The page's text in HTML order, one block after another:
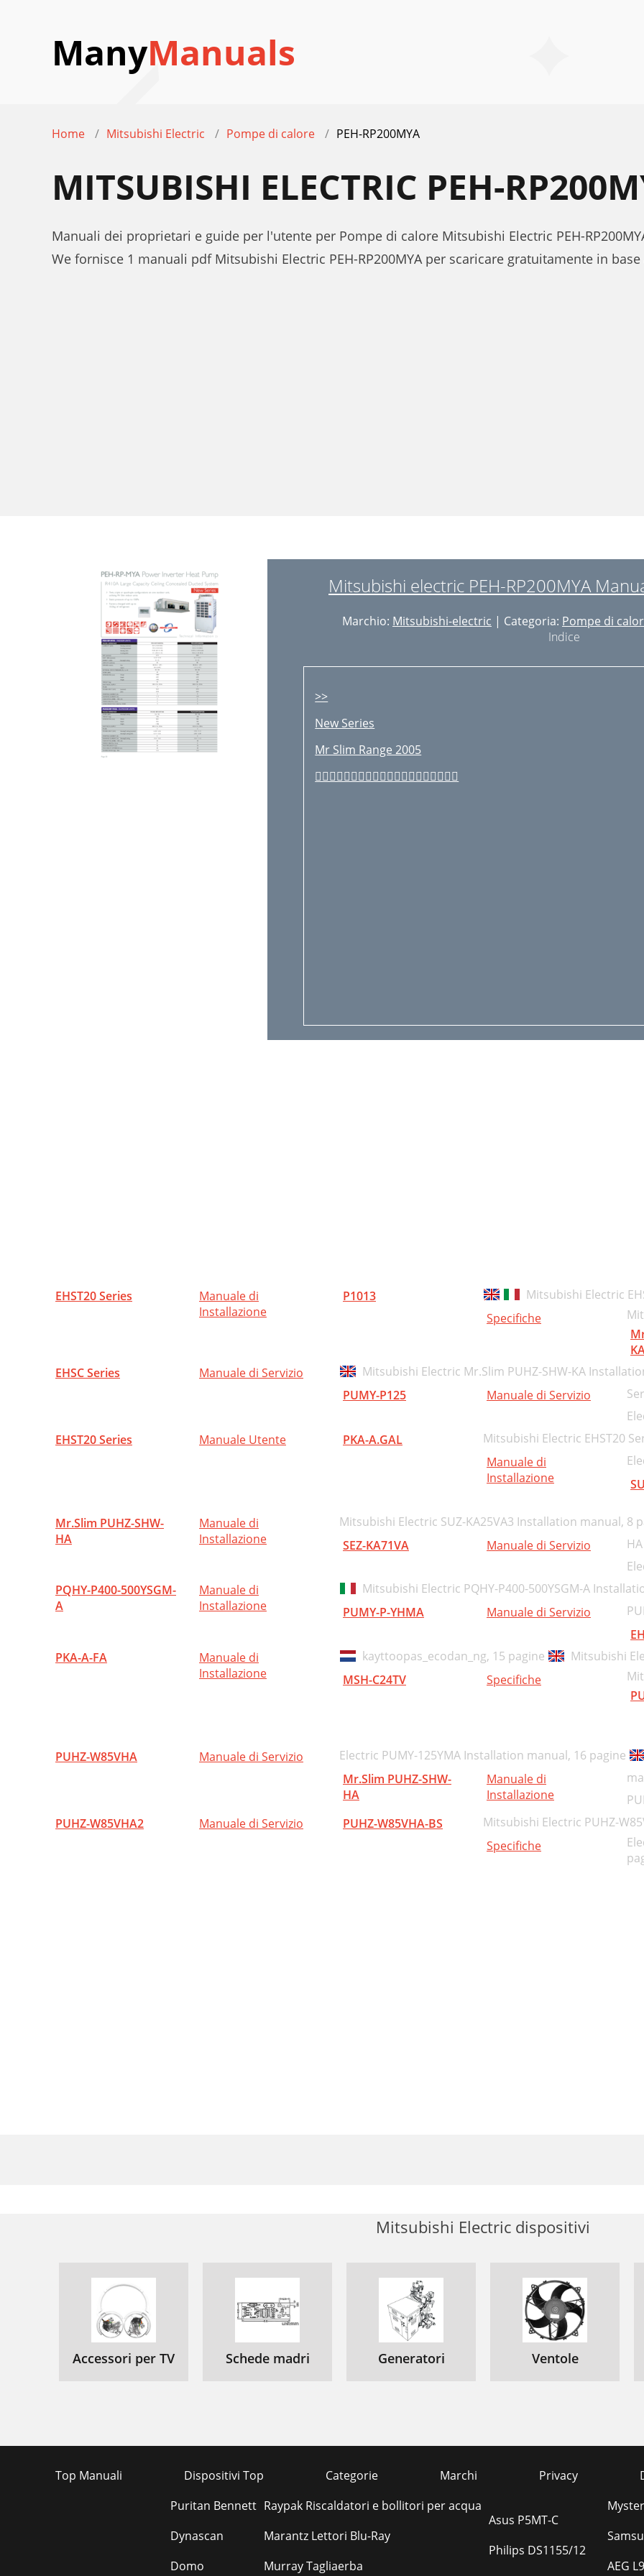
ManyManuals
Home Mitsubishi Electric Pompe di calore PEH-RP200MYA
MITSUBISHI ELECTRIC PEH-
Manuali dei proprietari e guide per l'utente per Pompe di calore Mitsubishi Electric PEH-
We fornisce 1 manuali pdf Mitsubishi Electric PEH-RP200MYA per scaricare gratuitamente in
Mitsubishi electric PEH-RP200MYA
Marchio: Mitsubishi-electric | Categoria: Pompe di
Indice
>>
New Series
Mr Slim Range 2005

EHST20 Series
Manuale di
Installazione
Mitsubishi Electric
P1013
Specifiche
Mitsubishi Electric Mr.Slim PUHZ-SHW-KA
EHSC Series Manuale di Servizio
PUMY-P125 Manuale di Servizio
EHST20 Series
Manuale Utente Mitsubishi Electric EHST20
PKA-A.GAL
Manuale di
Installazione
Mitsubishi Electric SUZ-KA25VA3 Installation manual, 8
Mr.Slim PUHZ-SHW-
HA
Manuale di
Installazione
SEZ-KA71VA Manuale di Servizio
PQHY-P400-500YSGM-
A
Manuale di
Installazione
Mitsubishi Electric PQHY-P400-500YSGM-A
PUMY-P-YHMA
Manuale di Servizio
kayttoopas_ecodan_ng, 15 pagine
PKA-A-FA
Manuale di
Installazione
Mitsubishi
MSH-C24TV
Specifiche
Electric PUMY-125YMA Installation manual, 16 pagine
PUHZ-W85VHA Manuale di Servizio
Mr.Slim PUHZ-SHW-
HA
Manuale di
Installazione
PUHZ-W85VHA2
Manuale di Servizio Mitsubishi Electric PUHZ-
PUHZ-W85VHA-BS
Specifiche
Mitsubishi Electric dispositivi
Accessori per TV Schede madri Generatori Ventole
Top Manuali Dispositivi Top Categorie Marchi Privacy
Puritan Bennett
Dynascan
Domo
Raypak Riscaldatori e bollitori per acqua
Marantz Lettori Blu-Ray
Murray Tagliaerba
Asus P5MT-C
Philips DS1155/12
AEG